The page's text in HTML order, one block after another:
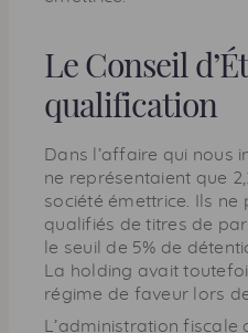
Le Conseil
qualification
Dans l’affaire qui nous
ne représentaient que
société émettrice. Ils ne
qualifiés de titres de
le seuil de 5% de
La holding avait
régime de faveur lors
L’administration